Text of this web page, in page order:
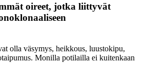
oireet, jotka liittyvät
olla väsymys, heikkous, luustokipu,
Monilla potilailla ei kuitenkaan